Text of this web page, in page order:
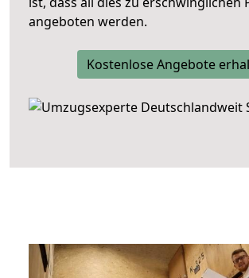
angeboten werden.
Kostenlose Angebote